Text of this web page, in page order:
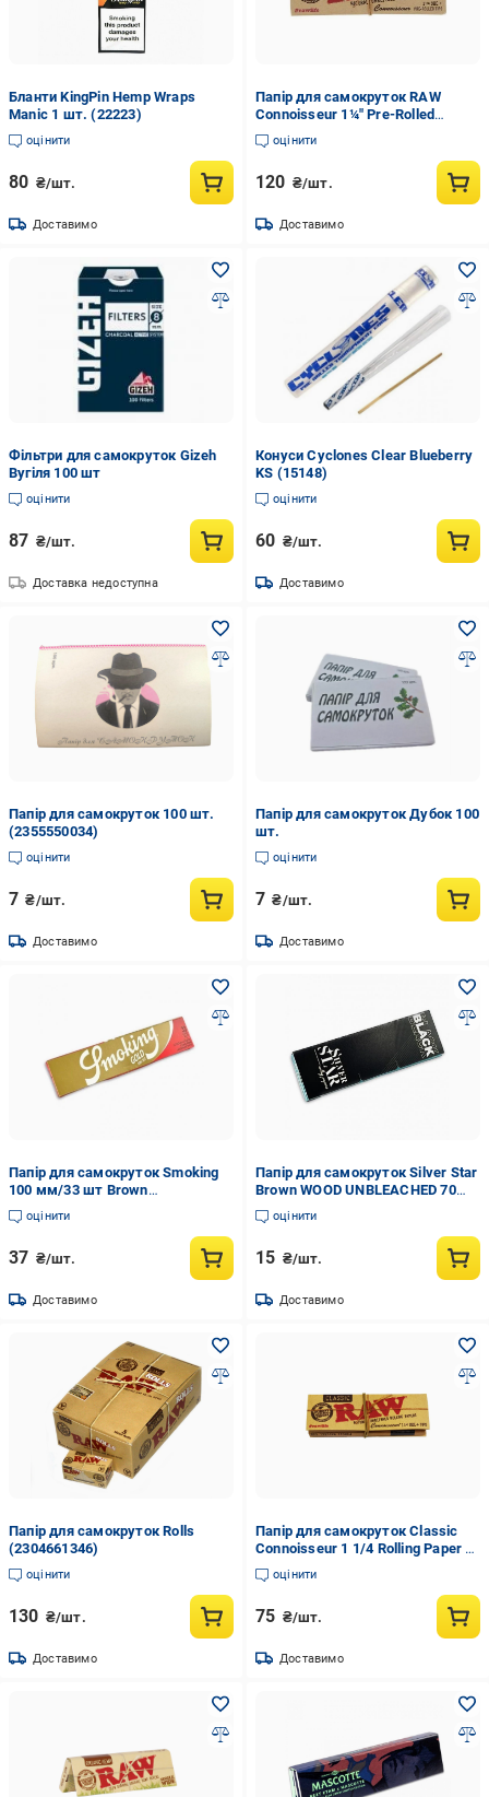
Бланти KingPin Hemp Wraps
Manic 1 шт. (22223)
оцінити
80 ₴/шт.
Доставимо
Папір для самокруток RAW
Connoisseur 1¼" Pre-Rolled
(13168)
оцінити
120 ₴/шт.
Доставимо
Фільтри для самокруток Gizeh
Вугіля 100 шт
оцінити
87 ₴/шт.
Доставка недоступна
Конуси Cyclones Clear Blueberry
KS (15148)
оцінити
60 ₴/шт.
Доставимо
Папір для самокруток 100 шт.
(2355550034)
оцінити
7 ₴/шт.
Доставимо
Папір для самокруток Дубок 100
шт.
оцінити
7 ₴/шт.
Доставимо
Папір для самокруток Smoking
100 мм/33 шт Brown
(2355511293)
оцінити
37 ₴/шт.
Доставимо
Папір для самокруток Silver Star
Brown WOOD UNBLEACHED 70
мм/50 шт
оцінити
15 ₴/шт.
Доставимо
Папір для самокруток Rolls
(2304661346)
оцінити
130 ₴/шт.
Доставимо
Папір для самокруток Classic
Connoisseur 1 1/4 Rolling Paper +
Tips
оцінити
75 ₴/шт.
Доставимо